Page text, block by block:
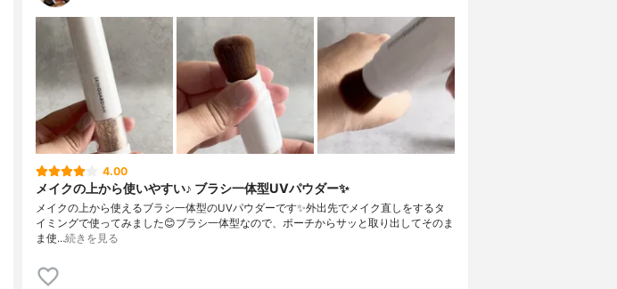
4.00
メイクの上から使いやすい♪ ブラシ一体型UVパウダー✨
メイクの上から使えるブラシ一体型のUVパウダーです✨外出先でメイク直しをするタ
イミングで使ってみました😊ブラシ一体型なので、ポーチからサッと取り出してそのま
ま使…続きを見る